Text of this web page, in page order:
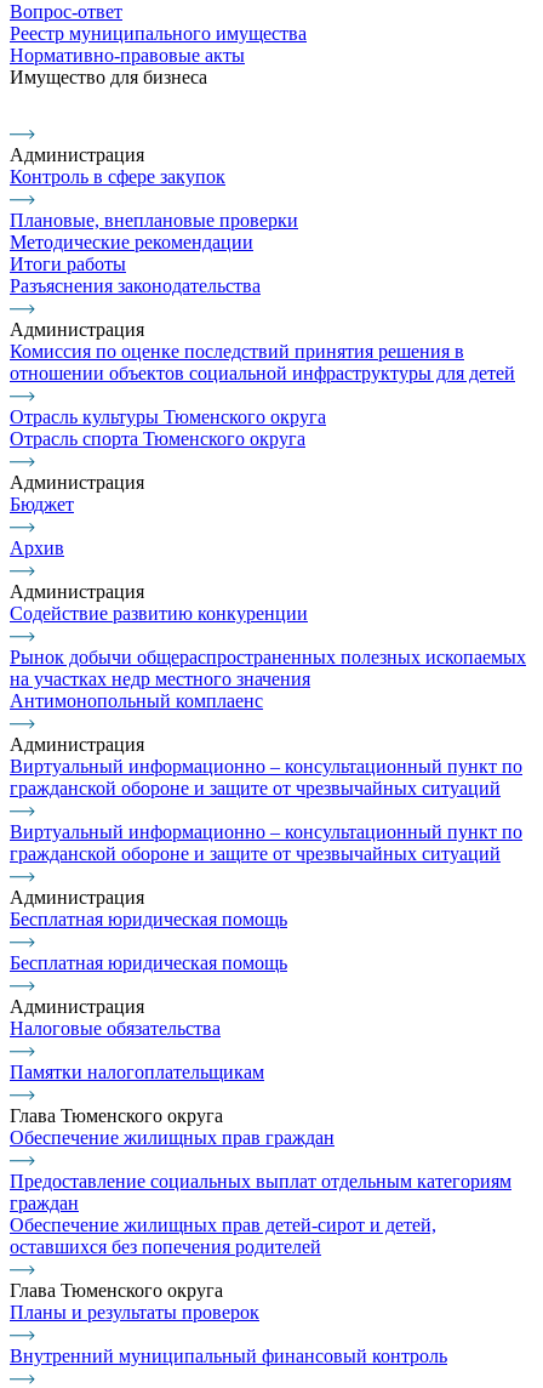
Вопрос-ответ
Реестр муниципального имущества
Нормативно-правовые акты
Имущество для бизнеса
Администрация
Контроль в сфере закупок
Плановые, внеплановые проверки
Методические рекомендации
Итоги работы
Разъяснения законодательства
Администрация
Комиссия по оценке последствий принятия решения в
отношении объектов социальной инфраструктуры для детей
Отрасль культуры Тюменского округа
Отрасль спорта Тюменского округа
Администрация
Бюджет
Архив
Администрация
Содействие развитию конкуренции
Рынок добычи общераспространенных полезных ископаемых
на участках недр местного значения
Антимонопольный комплаенс
Администрация
Виртуальный информационно – консультационный пункт по
гражданской обороне и защите от чрезвычайных ситуаций
Виртуальный информационно – консультационный пункт по
гражданской обороне и защите от чрезвычайных ситуаций
Администрация
Бесплатная юридическая помощь
Бесплатная юридическая помощь
Администрация
Налоговые обязательства
Памятки налогоплательщикам
Глава Тюменского округа
Обеспечение жилищных прав граждан
Предоставление социальных выплат отдельным категориям
граждан
Обеспечение жилищных прав детей-сирот и детей,
оставшихся без попечения родителей
Глава Тюменского округа
Планы и результаты проверок
Внутренний муниципальный финансовый контроль